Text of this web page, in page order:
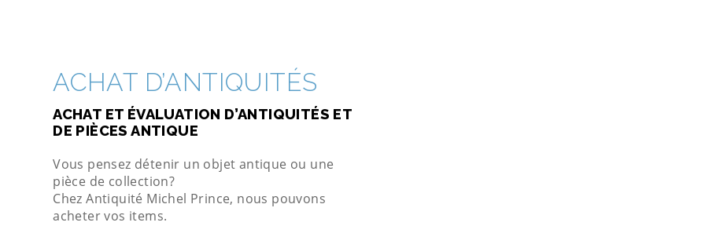
ACHAT D’ANTIQUITÉS
ACHAT ET ÉVALUATION D’ANTIQUITÉS ET
DE PIÈCES ANTIQUE
Vous pensez détenir un objet antique ou une
pièce de collection?
Chez Antiquité Michel Prince, nous pouvons
acheter vos items.